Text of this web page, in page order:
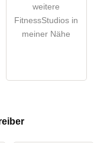
genommen.
weitere
FitnessStudios in
meiner Nähe